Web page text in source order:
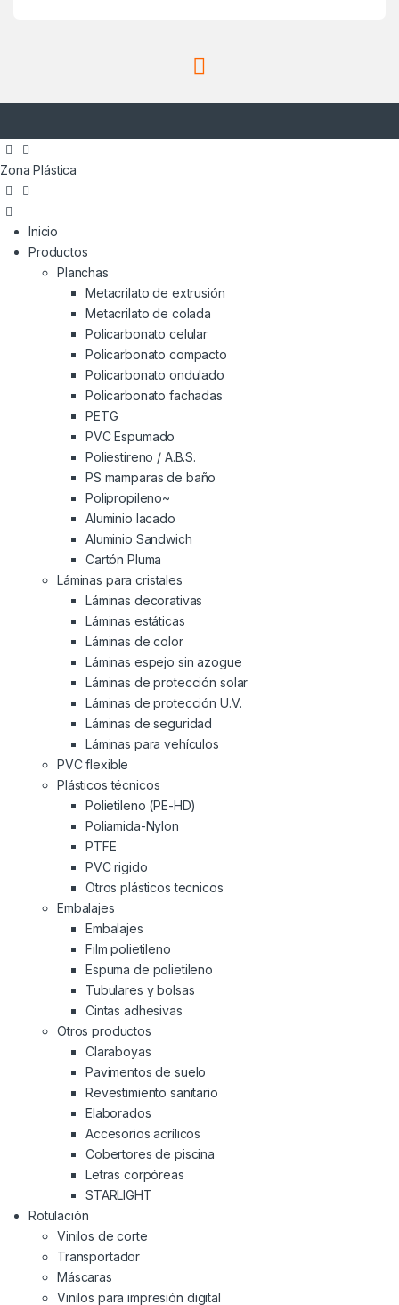
Zona Plástica
Inicio
Productos
Planchas
Metacrilato de extrusión
Metacrilato de colada
Policarbonato celular
Policarbonato compacto
Policarbonato ondulado
Policarbonato fachadas
PETG
PVC Espumado
Poliestireno / A.B.S.
PS mamparas de baño
Polipropileno~
Aluminio lacado
Aluminio Sandwich
Cartón Pluma
Láminas para cristales
Láminas decorativas
Láminas estáticas
Láminas de color
Láminas espejo sin azogue
Láminas de protección solar
Láminas de protección U.V.
Láminas de seguridad
Láminas para vehículos
PVC flexible
Plásticos técnicos
Polietileno (PE-HD)
Poliamida-Nylon
PTFE
PVC rigido
Otros plásticos tecnicos
Embalajes
Embalajes
Film polietileno
Espuma de polietileno
Tubulares y bolsas
Cintas adhesivas
Otros productos
Claraboyas
Pavimentos de suelo
Revestimiento sanitario
Elaborados
Accesorios acrílicos
Cobertores de piscina
Letras corpóreas
STARLIGHT
Rotulación
Vinilos de corte
Transportador
Máscaras
Vinilos para impresión digital